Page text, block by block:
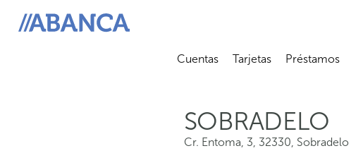
ABANCA
Cuentas
Abrir submenú
Tarjetas
Abrir submenú
Préstamos
SOBRADELO
Cr. Entoma, 3, 32330, Sobradelo